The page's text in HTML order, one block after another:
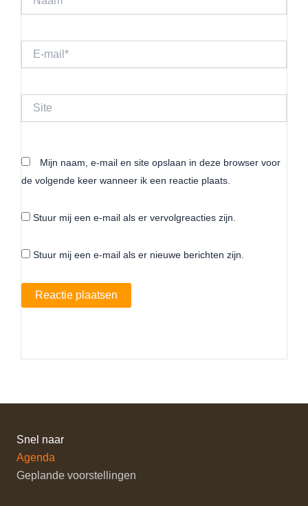
mail*
Site
Mijn naam, e-mail en site opslaan in deze browser voor
de volgende keer wanneer ik een reactie plaats.
Stuur mij een e-mail als er vervolgreacties zijn.
Stuur mij een e-mail als er nieuwe berichten zijn.
Snel naar
Agenda
Geplande voorstellingen